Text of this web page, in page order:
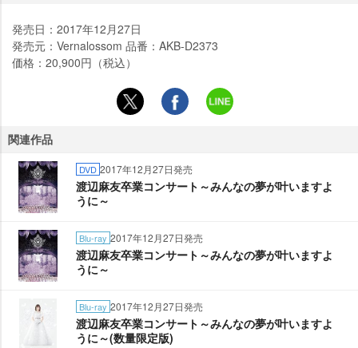
発売日：2017年12月27日
発売元：Vernalossom 品番：AKB-D2373
価格：20,900円（税込）
関連作品
DVD 2017年12月27日発売
渡辺麻友卒業コンサート～みんなの夢が叶いますよ
うに～
Blu-ray 2017年12月27日発売
渡辺麻友卒業コンサート～みんなの夢が叶いますよ
うに～
Blu-ray 2017年12月27日発売
渡辺麻友卒業コンサート～みんなの夢が叶いますよ
うに～(数量限定版)